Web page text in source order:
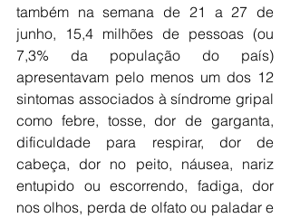
também na semana de 21 a 27 de
junho, 15,4 milhões de pessoas (ou
7,3% da população do país)
apresentavam pelo menos um dos 12
sintomas associados à síndrome gripal
como febre, tosse, dor de garganta,
dificuldade para respirar, dor de
cabeça, dor no peito, náusea, nariz
entupido ou escorrendo, fadiga, dor
nos olhos, perda de olfato ou paladar e